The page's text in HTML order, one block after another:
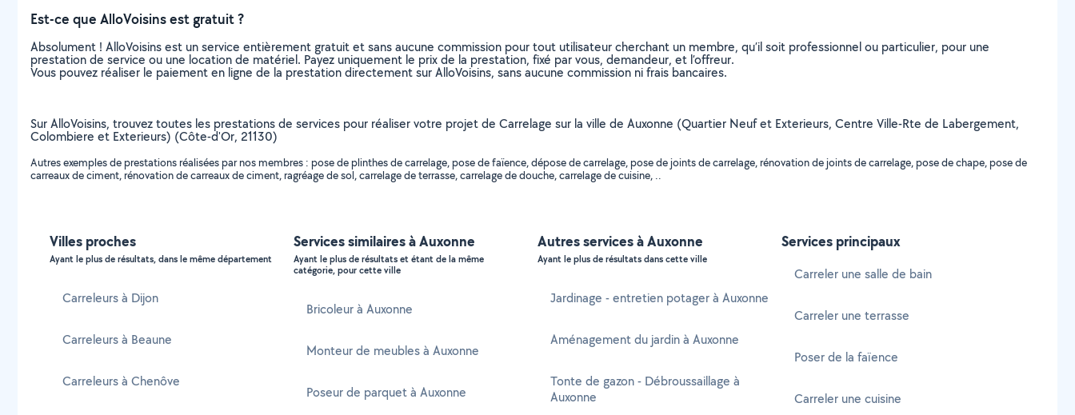
Est-ce que AlloVoisins est gratuit ?
Absolument ! AlloVoisins est un service entièrement gratuit et sans aucune commission pour tout utilisateur cherchant un membre, qu’il soit professionnel ou particulier, pour une
prestation de service ou une location de matériel. Payez uniquement le prix de la prestation, fixé par vous, demandeur, et l’offreur.
Vous pouvez réaliser le paiement en ligne de la prestation directement sur AlloVoisins, sans aucune commission ni frais bancaires.
Sur AlloVoisins, trouvez toutes les prestations de services pour réaliser votre projet de Carrelage sur la ville de Auxonne (Quartier Neuf et Exterieurs, Centre Ville-Rte de Labergement,
Colombiere et Exterieurs) (Côte-d'Or, 21130)
Autres exemples de prestations réalisées par nos membres : pose de plinthes de carrelage, pose de faïence, dépose de carrelage, pose de joints de carrelage, rénovation de joints de carrelage, pose de chape, pose de
carreaux de ciment, rénovation de carreaux de ciment, ragréage de sol, carrelage de terrasse, carrelage de douche, carrelage de cuisine, ..
Villes proches
Ayant le plus de résultats, dans le même département
Carreleurs à Dijon
Carreleurs à Beaune
Carreleurs à Chenôve
Services similaires à Auxonne
Ayant le plus de résultats et étant de la même
catégorie, pour cette ville
Bricoleur à Auxonne
Monteur de meubles à Auxonne
Poseur de parquet à Auxonne
Autres services à Auxonne
Ayant le plus de résultats dans cette ville
Jardinage - entretien potager à Auxonne
Aménagement du jardin à Auxonne
Tonte de gazon - Débroussaillage à
Auxonne
Services principaux
Carreler une salle de bain
Carreler une terrasse
Poser de la faïence
Carreler une cuisine